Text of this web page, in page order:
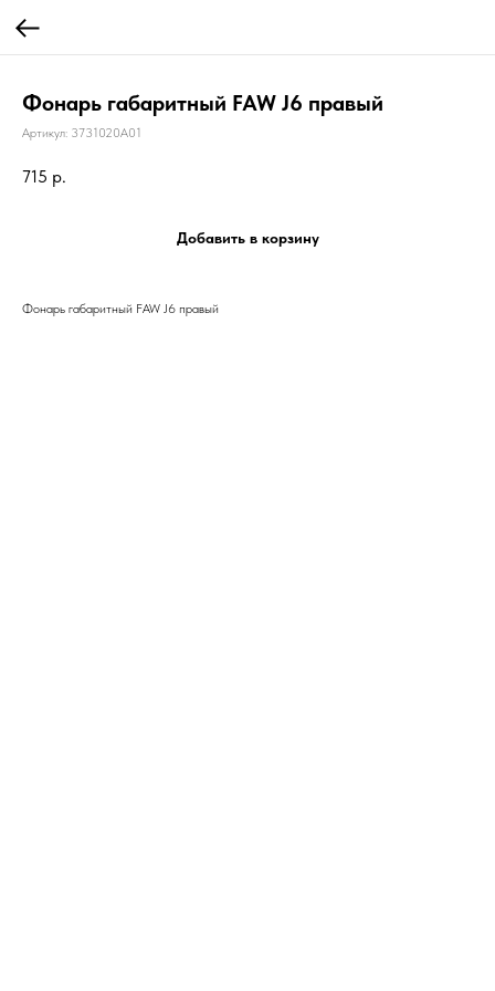
Фонарь габаритный FAW J6 правый
Артикул: 3731020A01
715 р.
Добавить в корзину
Фонарь габаритный FAW J6 правый